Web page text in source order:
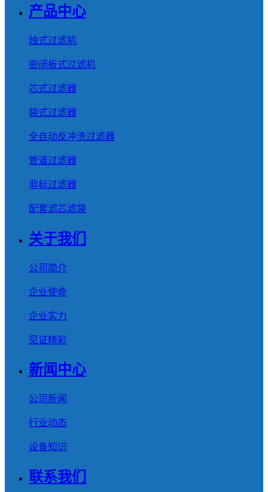
产品中心
烛式过滤机
密闭板式过滤机
芯式过滤器
袋式过滤器
全自动反冲洗过滤器
管道过滤器
非标过滤器
配套滤芯滤袋
关于我们
公司简介
企业使命
企业实力
见证精彩
新闻中心
公司新闻
行业动态
设备知识
联系我们